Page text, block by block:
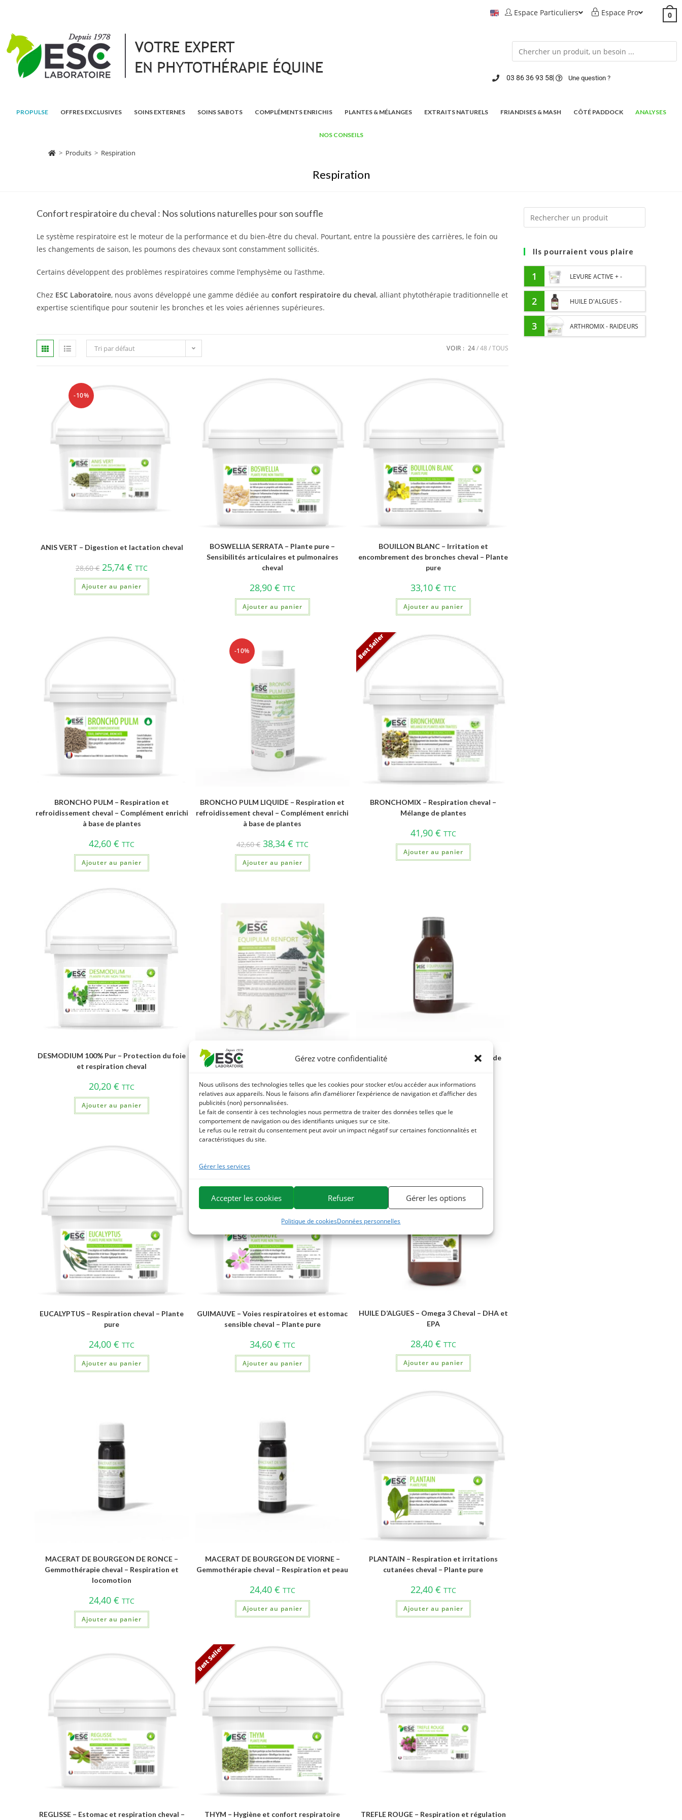
Gérez votre confidentialité
Nous utilisons des technologies telles que les cookies pour stocker et/ou accéder aux informations
relatives aux appareils. Nous le faisons afin d’améliorer l’expérience de navigation et d’afficher des
publicités (non) personnalisées.
Le fait de consentir à ces technologies nous permettra de traiter des données telles que le
comportement de navigation ou des identifiants uniques sur ce site.
Le refus ou le retrait du consentement peut avoir un impact négatif sur certaines fonctionnalités et
caractéristiques du site.
Gérer les services
Accepter les cookies Refuser Gérer les options
Politique de cookiesDonnées personnelles
Espace Particuliers Espace Pro 0
03 86 36 93 58 Une question ?
PROPULSE OFFRES EXCLUSIVES SOINS EXTERNES SOINS SABOTS COMPLÉMENTS ENRICHIS PLANTES & MÉLANGES EXTRAITS NATURELS FRIANDISES & MASH CÔTÉ PADDOCK ANALYSES
NOS CONSEILS
> Produits > Respiration
Respiration
Confort respiratoire du cheval : Nos solutions naturelles pour son souffle
Le système respiratoire est le moteur de la performance et du bien-être du cheval. Pourtant, entre la poussière des carrières, le foin ou
les changements de saison, les poumons des chevaux sont constamment sollicités.
Certains développent des problèmes respiratoires comme l’emphysème ou l’asthme.
Chez ESC Laboratoire, nous avons développé une gamme dédiée au confort respiratoire du cheval, alliant phytothérapie traditionnelle et
expertise scientifique pour soutenir les bronches et les voies aériennes supérieures.
Tri par défaut VOIR : 24 48 TOUS
-10%
ANIS VERT – Digestion et lactation cheval
28,60€ 25,74€ TTC
Ajouter au panier
BOSWELLIA SERRATA – Plante pure –
Sensibilités articulaires et pulmonaires
cheval
28,90 € TTC
Ajouter au panier
BOUILLON BLANC – Irritation et
encombrement des bronches cheval – Plante
pure
33,10 € TTC
Ajouter au panier
BRONCHO PULM – Respiration et
refroidissement cheval – Complément enrichi
à base de plantes
42,60€ TTC
Ajouter au panier
-10%
BRONCHO PULM LIQUIDE – Respiration et
refroidissement cheval – Complément enrichi
à base de plantes
42,60€ 38,34 € TTC
Ajouter au panier
Best Seller
BRONCHOMIX – Respiration cheval –
Mélange de plantes
41,90 € TTC
Ajouter au panier
DESMODIUM 100% Pur – Protection du foie
et respiration cheval
20,20€ TTC
Ajouter au panier
EQUIPULM RENFORT – Irritation des
bronches cheval – Complément enrichi à base
88,50€ TTC
Ajouter au panier
EQUIPULM SIROP – Concentré à base de
20,90€ – 38,80€
EUCALYPTUS – Respiration cheval – Plante
pure
24,00€ TTC
Ajouter au panier
GUIMAUVE – Voies respiratoires et estomac
sensible cheval – Plante pure
34,60 € TTC
Ajouter au panier
HUILE D’ALGUES – Omega 3 Cheval – DHA et
EPA
28,40 € TTC
Ajouter au panier
MACERAT DE BOURGEON DE RONCE –
Gemmothérapie cheval – Respiration et
locomotion
24,40€ TTC
Ajouter au panier
MACERAT DE BOURGEON DE VIORNE –
Gemmothérapie cheval – Respiration et peau
24,40 € TTC
Ajouter au panier
PLANTAIN – Respiration et irritations
cutanées cheval – Plante pure
22,40 € TTC
Ajouter au panier
REGLISSE – Estomac et respiration cheval –
Best Seller
THYM – Hygiène et confort respiratoire TREFLE ROUGE – Respiration et régulation
Ils pourraient vous plaire
1 LEVURE ACTIVE + -
PROBIOTIQUE CHEVAL -
FLORE INTESTINALE ET
DIGESTION
2 HUILE D'ALGUES -
OMEGA 3 CHEVAL - DHA
3 ARTHROMIX - RAIDEURS